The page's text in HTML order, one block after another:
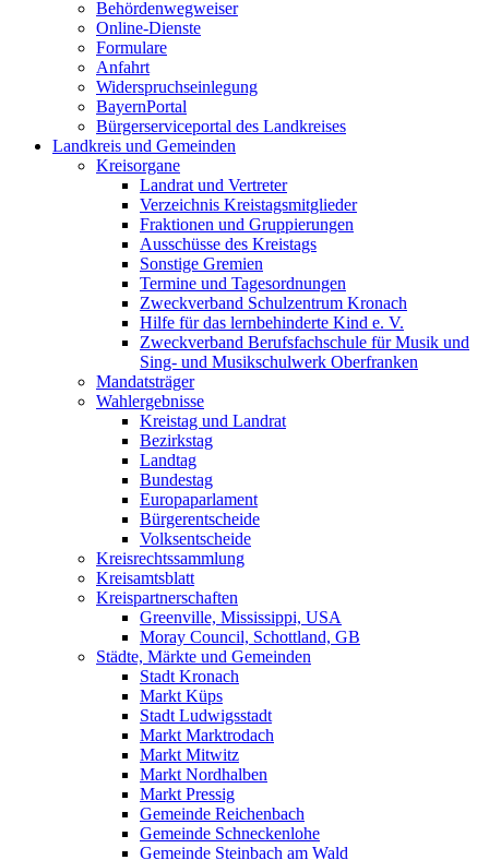
Behördenwegweiser
Online-Dienste
Formulare
Anfahrt
Widerspruchseinlegung
BayernPortal
Bürgerserviceportal des Landkreises
Landkreis und Gemeinden
Kreisorgane
Landrat und Vertreter
Verzeichnis Kreistagsmitglieder
Fraktionen und Gruppierungen
Ausschüsse des Kreistags
Sonstige Gremien
Termine und Tagesordnungen
Zweckverband Schulzentrum Kronach
Hilfe für das lernbehinderte Kind e. V.
Zweckverband Berufsfachschule für Musik und
Sing- und Musikschulwerk Oberfranken
Mandatsträger
Wahlergebnisse
Kreistag und Landrat
Bezirkstag
Landtag
Bundestag
Europaparlament
Bürgerentscheide
Volksentscheide
Kreisrechtssammlung
Kreisamtsblatt
Kreispartnerschaften
Greenville, Mississippi, USA
Moray Council, Schottland, GB
Städte, Märkte und Gemeinden
Stadt Kronach
Markt Küps
Stadt Ludwigsstadt
Markt Marktrodach
Markt Mitwitz
Markt Nordhalben
Markt Pressig
Gemeinde Reichenbach
Gemeinde Schneckenlohe
Gemeinde Steinbach am Wald